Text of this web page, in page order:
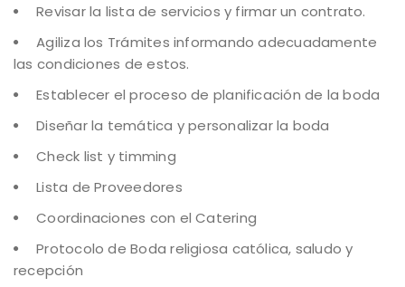
Revisar la lista de servicios y firmar un contrato.
Agiliza los Trámites informando adecuadamente
las condiciones de estos.
Establecer el proceso de planificación de la boda
Diseñar la temática y personalizar la boda
Check list y timming
Lista de Proveedores
Coordinaciones con el Catering
Protocolo de Boda religiosa católica, saludo y
recepción